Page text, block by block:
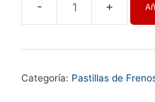
3.0
Categoría: Pastillas de